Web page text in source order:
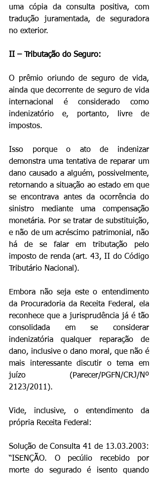
uma cópia da consulta positiva, com
tradução juramentada, de seguradora
no exterior.
II – Tributação do Seguro:
O prêmio oriundo de seguro de vida,
ainda que decorrente de seguro de vida
internacional é considerado como
indenizatório e, portanto, livre de
impostos.
Isso porque o ato de indenizar
demonstra uma tentativa de reparar um
dano causado a alguém, possivelmente,
retornando a situação ao estado em que
se encontrava antes da ocorrência do
sinistro mediante uma compensação
monetária. Por se tratar de substituição,
e não de um acréscimo patrimonial, não
há de se falar em tributação pelo
imposto de renda (art. 43, II do Código
Tributário Nacional).
Embora não seja este o entendimento
da Procuradoria da Receita Federal, ela
reconhece que a jurisprudência já é tão
consolidada em se considerar
indenizatória qualquer reparação de
dano, inclusive o dano moral, que não é
mais interessante discutir o tema em
juízo (Parecer/PGFN/CRJ/Nº
2123/2011).
Vide, inclusive, o entendimento da
própria Receita Federal:
Solução de Consulta 41 de 13.03.2003:
“ISENÇÃO. O pecúlio recebido por
morte do segurado é isento quando